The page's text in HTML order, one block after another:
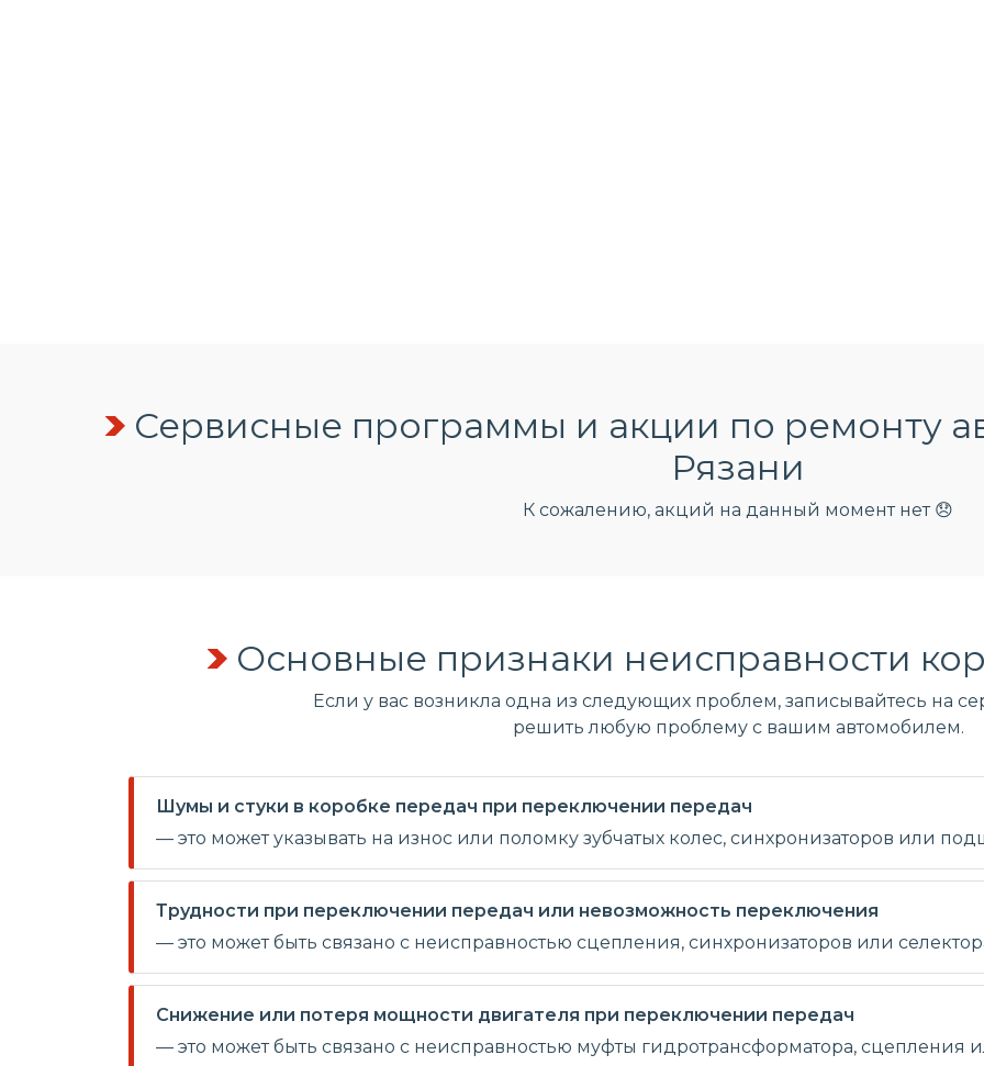
Сервисные программы и акции по ремонту
Рязани
К сожалению, акций на данный момент нет 😞
Основные признаки неисправности
Если у вас возникла одна из следующих проблем, записывайтесь на
решить любую проблему с вашим автомобилем.
Шумы и стуки в коробке передач при переключении передач
— это может указывать на износ или поломку зубчатых колес, синхронизаторов или
Трудности при переключении передач или невозможность переключения
— это может быть связано с неисправностью сцепления, синхронизаторов или
Снижение или потеря мощности двигателя при переключении передач
— это может быть связано с неисправностью муфты гидротрансформатора, сцепления